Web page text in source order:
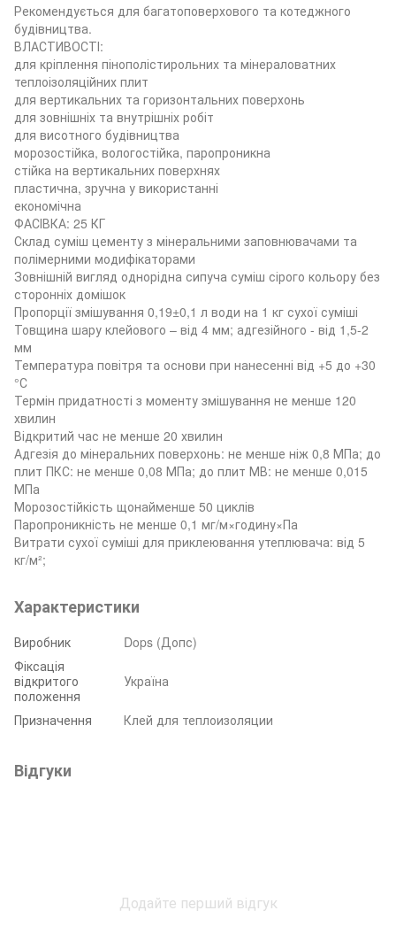
Рекомендується для багатоповерхового та котеджного
будівництва.
ВЛАСТИВОСТІ:
для кріплення пінополістирольних та мінераловатних
теплоізоляційних плит
для вертикальних та горизонтальних поверхонь
для зовнішніх та внутрішніх робіт
для висотного будівництва
морозостійка, вологостійка, паропроникна
стійка на вертикальних поверхнях
пластична, зручна у використанні
економічна
ФАСІВКА: 25 КГ
Склад суміш цементу з мінеральними заповнювачами та
полімерними модифікаторами
Зовнішній вигляд однорідна сипуча суміш сірого кольору без
сторонніх домішок
Пропорції змішування 0,19±0,1 л води на 1 кг сухої суміші
Товщина шару клейового – від 4 мм; адгезійного - від 1,5-2
мм
Температура повітря та основи при нанесенні від +5 до +30
°С
Термін придатності з моменту змішування не менше 120
хвилин
Відкритий час не менше 20 хвилин
Адгезія до мінеральних поверхонь: не менше ніж 0,8 МПа; до
плит ПКС: не менше 0,08 МПа; до плит МВ: не менше 0,015
МПа
Морозостійкість щонайменше 50 циклів
Паропроникність не менше 0,1 мг/м×годину×Па
Витрати сухої суміші для приклеювання утеплювача: від 5
кг/м²;
Характеристики
Виробник
Dops (Допс)
Фіксація
відкритого
положення
Україна
Призначення Клей для теплоизоляции
Відгуки
Додайте перший відгук